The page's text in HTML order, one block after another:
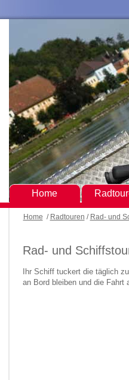
Home / Radtouren / Rad- und
Rad- und
Ihr Schiff tuckert die täglich
an Bord bleiben und die Fahrt
Home